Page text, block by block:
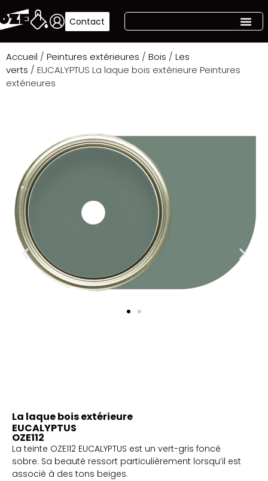
Contact
Accueil / Peintures extérieures / Bois / Les
verts / EUCALYPTUS La laque bois extérieure Peintures
extérieures
La laque bois extérieure
EUCALYPTUS
OZE112
La teinte OZE112 EUCALYPTUS est un vert-gris foncé
sobre. Sa beauté ressort particulièrement lorsqu’il est
associé à des tons beiges.